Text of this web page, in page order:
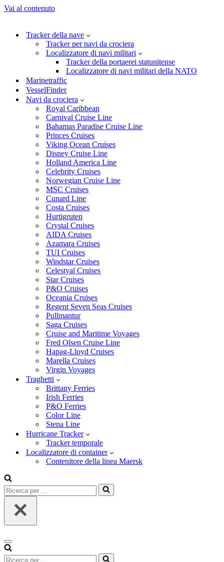
Vai al contenuto
Tracker della nave
Tracker per navi da crociera
Localizzatore di navi militari
Tracker della portaerei statunitense
Localizzatore di navi militari della NATO
Marinetraffic
VesselFinder
Navi da crociera
Royal Caribbean
Carnival Cruise Line
Bahamas Paradise Cruise Line
Princes Cruises
Viking Ocean Cruises
Disney Cruise Line
Holland America Line
Celebrity Cruises
Norwegian Cruise Line
MSC Cruises
Cunard Line
Costa Cruises
Hurtigruten
Crystal Cruises
AIDA Cruises
Azamara Cruises
TUI Cruises
Windstar Cruises
Celestyal Cruises
Star Cruises
P&O Cruises
Oceania Cruises
Regent Seven Seas Cruises
Pullmantur
Saga Cruises
Cruise and Maritime Voyages
Fred Olsen Cruise Line
Hapag-Lloyd Cruises
Marella Cruises
Virgin Voyages
Traghetti
Brittany Ferries
Irish Ferries
P&O Ferries
Color Line
Stena Line
Hurricane Tracker
Tracker temporale
Localizzatore di container
Contenitore della linea Maersk
Ricerca
per
Menu
di
navigazione
Ricerca